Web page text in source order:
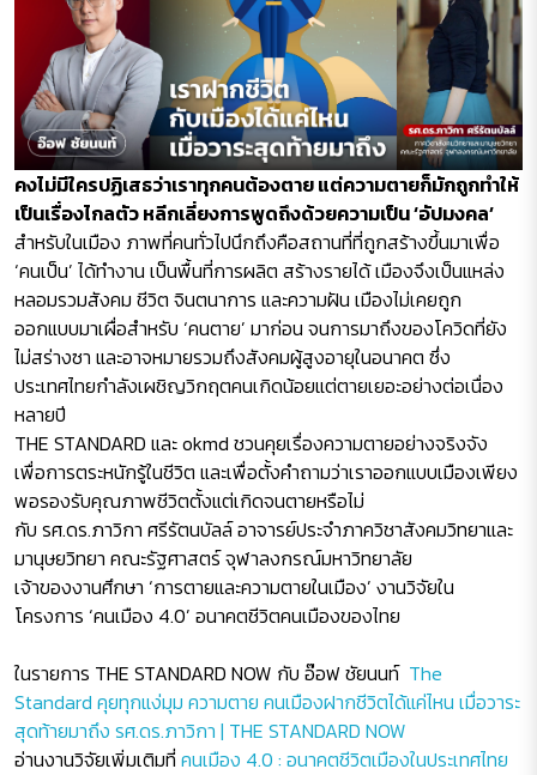
คงไม่มีใครปฏิเสธว่าเราทุกคนต้องตาย แต่ความตายก็มักถูกทำให้
เป็นเรื่องไกลตัว หลีกเลี่ยงการพูดถึงด้วยความเป็น ‘อัปมงคล’
สำหรับในเมือง ภาพที่คนทั่วไปนึกถึงคือสถานที่ที่ถูกสร้างขึ้นมาเพื่อ
‘คนเป็น’ ได้ทำงาน เป็นพื้นที่การผลิต สร้างรายได้ เมืองจึงเป็นแหล่ง
หลอมรวมสังคม ชีวิต จินตนาการ และความฝัน เมืองไม่เคยถูก
ออกแบบมาเผื่อสำหรับ ‘คนตาย’ มาก่อน จนการมาถึงของโควิดที่ยัง
ไม่สร่างซา และอาจหมายรวมถึงสังคมผู้สูงอายุในอนาคต ซึ่ง
ประเทศไทยกำลังเผชิญวิกฤตคนเกิดน้อยแต่ตายเยอะอย่างต่อเนื่อง
หลายปี
THE STANDARD และ okmd ชวนคุยเรื่องความตายอย่างจริงจัง
เพื่อการตระหนักรู้ในชีวิต และเพื่อตั้งคำถามว่าเราออกแบบเมืองเพียง
พอรองรับคุณภาพชีวิตตั้งแต่เกิดจนตายหรือไม่
กับ รศ.ดร.ภาวิกา ศรีรัตนบัลล์ อาจารย์ประจำภาควิชาสังคมวิทยาและ
มานุษยวิทยา คณะรัฐศาสตร์ จุฬาลงกรณ์มหาวิทยาลัย
เจ้าของงานศึกษา ‘การตายและความตายในเมือง’ งานวิจัยใน
โครงการ ‘คนเมือง 4.0’ อนาคตชีวิตคนเมืองของไทย
ในรายการ THE STANDARD NOW กับ อ๊อฟ ชัยนนท์ The
Standard คุยทุกแง่มุม ความตาย คนเมืองฝากชีวิตได้แค่ไหน เมื่อวาระ
สุดท้ายมาถึง รศ.ดร.ภาวิกา | THE STANDARD NOW
อ่านงานวิจัยเพิ่มเติมที่ คนเมือง 4.0 : อนาคตชีวิตเมืองในประเทศไทย